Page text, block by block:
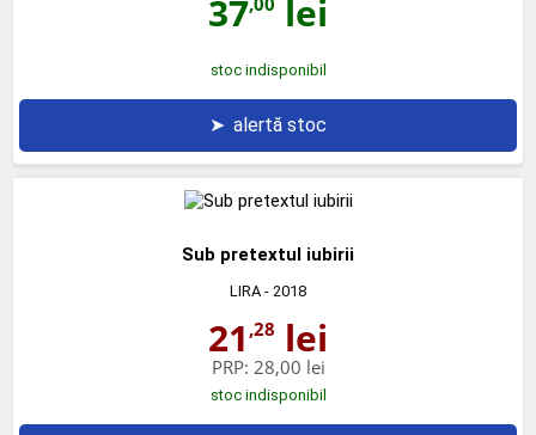
37 lei
stoc indisponibil
➤ alertă stoc
Sub pretextul iubirii
LIRA - 2018
21 ,28 lei
PRP: 28,00 lei
stoc indisponibil